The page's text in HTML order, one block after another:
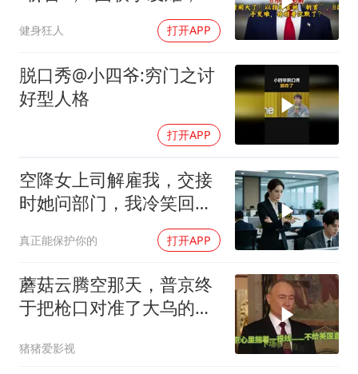
健身狂人 打开APP
脱口秀@小四爷:穷门之讨
好型人格
打开APP
空降女上司解雇我，交接
时她问部门，我冷笑回
真正能保护你的 打开APP
蘑菇云腾空那天，普京终
于把枪口对准了大乌的军
猪猪爱影视